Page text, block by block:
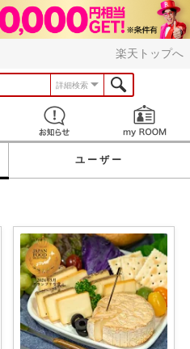
楽天トップへ
詳細検索
見つける お知らせ
ユーザー